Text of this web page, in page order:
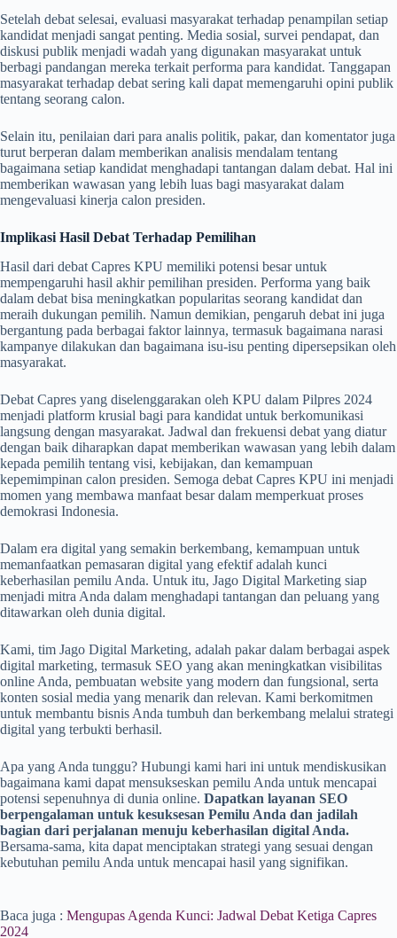
Setelah debat selesai, evaluasi masyarakat terhadap penampilan setiap
kandidat menjadi sangat penting. Media sosial, survei pendapat, dan
diskusi publik menjadi wadah yang digunakan masyarakat untuk
berbagi pandangan mereka terkait performa para kandidat. Tanggapan
masyarakat terhadap debat sering kali dapat memengaruhi opini publik
tentang seorang calon.
Selain itu, penilaian dari para analis politik, pakar, dan komentator juga
turut berperan dalam memberikan analisis mendalam tentang
bagaimana setiap kandidat menghadapi tantangan dalam debat. Hal ini
memberikan wawasan yang lebih luas bagi masyarakat dalam
mengevaluasi kinerja calon presiden.
Implikasi Hasil Debat Terhadap Pemilihan
Hasil dari debat Capres KPU memiliki potensi besar untuk
mempengaruhi hasil akhir pemilihan presiden. Performa yang baik
dalam debat bisa meningkatkan popularitas seorang kandidat dan
meraih dukungan pemilih. Namun demikian, pengaruh debat ini juga
bergantung pada berbagai faktor lainnya, termasuk bagaimana narasi
kampanye dilakukan dan bagaimana isu-isu penting dipersepsikan oleh
masyarakat.
Debat Capres yang diselenggarakan oleh KPU dalam Pilpres 2024
menjadi platform krusial bagi para kandidat untuk berkomunikasi
langsung dengan masyarakat. Jadwal dan frekuensi debat yang diatur
dengan baik diharapkan dapat memberikan wawasan yang lebih dalam
kepada pemilih tentang visi, kebijakan, dan kemampuan
kepemimpinan calon presiden. Semoga debat Capres KPU ini menjadi
momen yang membawa manfaat besar dalam memperkuat proses
demokrasi Indonesia.
Dalam era digital yang semakin berkembang, kemampuan untuk
memanfaatkan pemasaran digital yang efektif adalah kunci
keberhasilan pemilu Anda. Untuk itu, Jago Digital Marketing siap
menjadi mitra Anda dalam menghadapi tantangan dan peluang yang
ditawarkan oleh dunia digital.
Kami, tim Jago Digital Marketing, adalah pakar dalam berbagai aspek
digital marketing, termasuk SEO yang akan meningkatkan visibilitas
online Anda, pembuatan website yang modern dan fungsional, serta
konten sosial media yang menarik dan relevan. Kami berkomitmen
untuk membantu bisnis Anda tumbuh dan berkembang melalui strategi
digital yang terbukti berhasil.
Apa yang Anda tunggu? Hubungi kami hari ini untuk mendiskusikan
bagaimana kami dapat mensukseskan pemilu Anda untuk mencapai
potensi sepenuhnya di dunia online. Dapatkan layanan SEO
berpengalaman untuk kesuksesan Pemilu Anda dan jadilah
bagian dari perjalanan menuju keberhasilan digital Anda.
Bersama-sama, kita dapat menciptakan strategi yang sesuai dengan
kebutuhan pemilu Anda untuk mencapai hasil yang signifikan.
Baca juga : Mengupas Agenda Kunci: Jadwal Debat Ketiga Capres
2024